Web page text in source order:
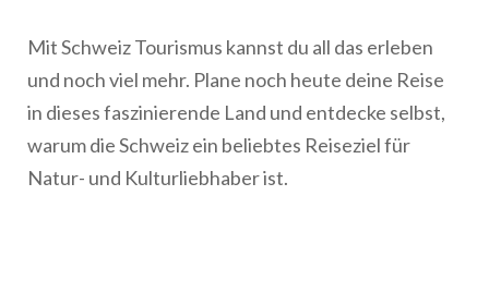
Mit Schweiz Tourismus kannst du all das erleben
und noch viel mehr. Plane noch heute deine Reise
in dieses faszinierende Land und entdecke selbst,
warum die Schweiz ein beliebtes Reiseziel für
Natur- und Kulturliebhaber ist.